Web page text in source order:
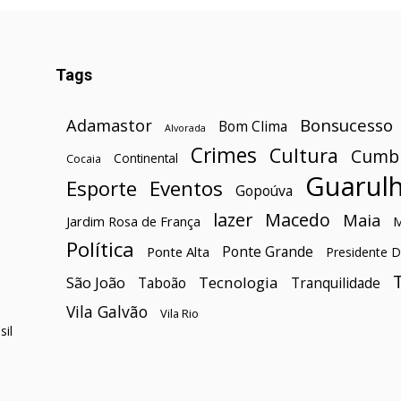
Tags
Adamastor Alvorada Bom Clima Bonsucesso
Cocaia Continental Crimes Cultura
Esporte Eventos Gopoúva
Jardim Rosa de França lazer Macedo Maia
Política Ponte Alta Ponte Grande Presidente
São João Taboão Tecnologia Tranquilidade
Vila Galvão Vila Rio